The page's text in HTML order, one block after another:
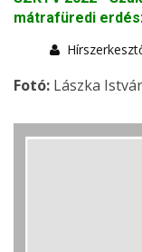
mátrafüredi
Fotó: Lászka